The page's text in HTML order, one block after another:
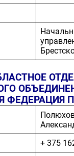
ФЕДЕРАЦИЯ
+ 375